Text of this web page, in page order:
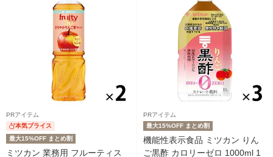
PRアイテム
本気プライス
最大15%OFF まとめ割
ミツカン 業務用 フルーティス
PRアイテム
最大15%OFF まとめ割
機能性表示食品 ミツカン りん
ご黒酢 カロリーゼロ 1000ml 1